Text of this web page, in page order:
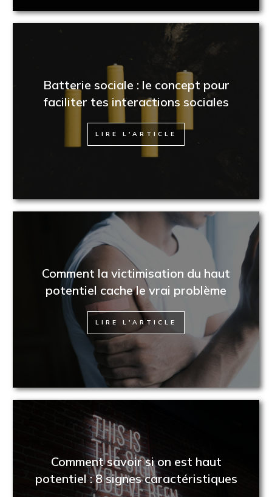
Batterie sociale : le concept pour
faciliter tes interactions sociales
LIRE L'ARTICLE
Comment la victimisation du haut
potentiel cache le vrai problème
LIRE L'ARTICLE
Comment savoir si on est haut
potentiel : 8 signes caractéristiques